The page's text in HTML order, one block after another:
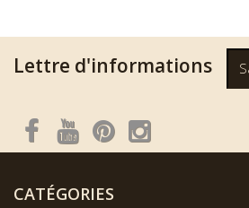
Lettre d'informations
CATÉGORIES